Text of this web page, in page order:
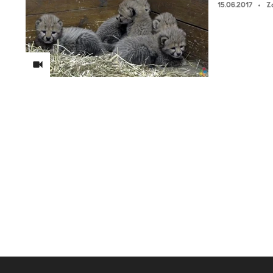
15.06.2017